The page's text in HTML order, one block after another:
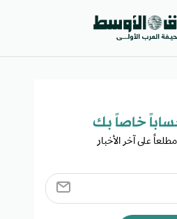
خاصاً بك​
على آخر الأخبار